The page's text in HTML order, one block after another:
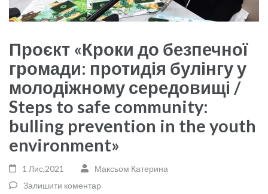
Проєкт «Кроки до безпечної
громади: протидія булінгу у
молодіжному середовищі /
Steps to safe community:
bulling prevention in the youth
environment»
1 Лис,2021
Максьом Катерина
Залишити коментар